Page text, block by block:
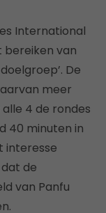
International
bereiken van
De
meer
4 de rondes
40 minuten in
interesse
de
van Panfu